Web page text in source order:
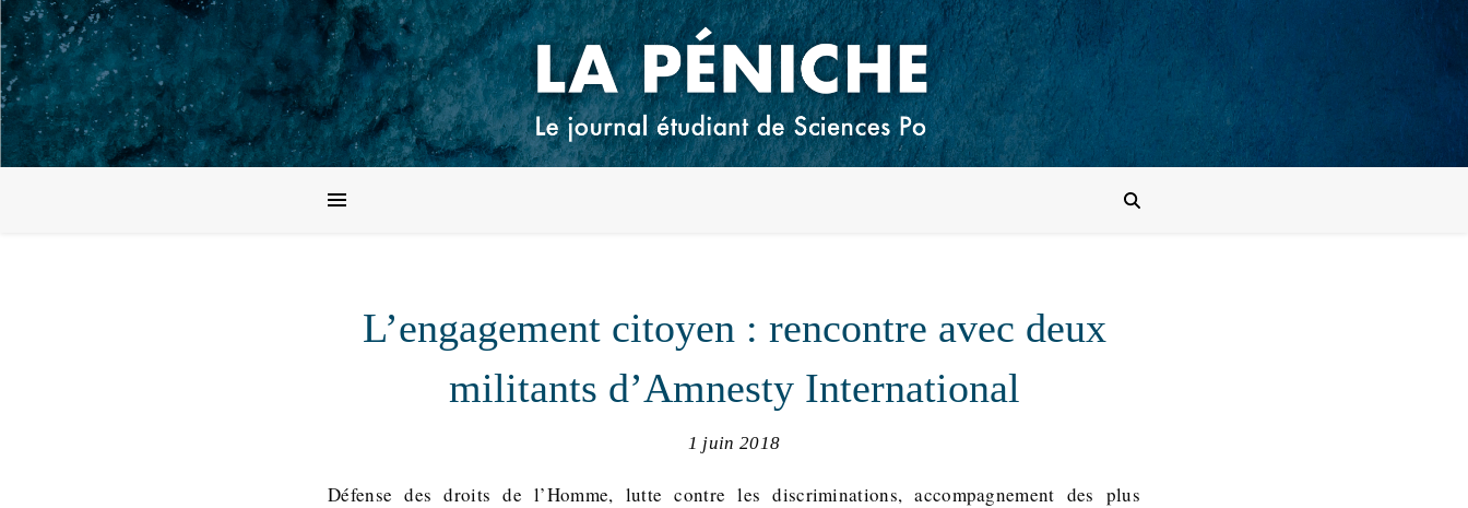
L’engagement citoyen : rencontre avec deux
militants d’Amnesty International
1 juin 2018
Défense des droits de l’Homme, lutte contre les discriminations, accompagnement des plus